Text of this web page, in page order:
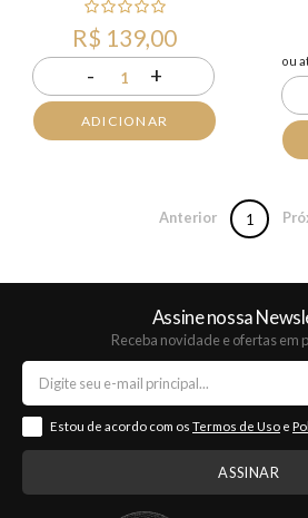
R$ 139,00
- 1 +
ADICIONAR
ou
Anterior 1
Assine nossa
Receba novidade e ofertas em
Estou de acordo com os Termos de Uso e